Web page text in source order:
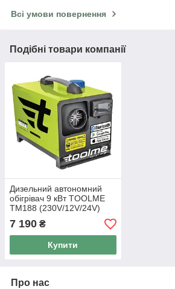
Всі умови повернення
Подібні товари компанії
Дизельний автономний
обігрівач 9 кВт TOOLME
TM188 (230V/12V/24V)
керування Bluetooth
(Android / iOS) + пульт ДК
7 190 ₴
Купити
Про нас